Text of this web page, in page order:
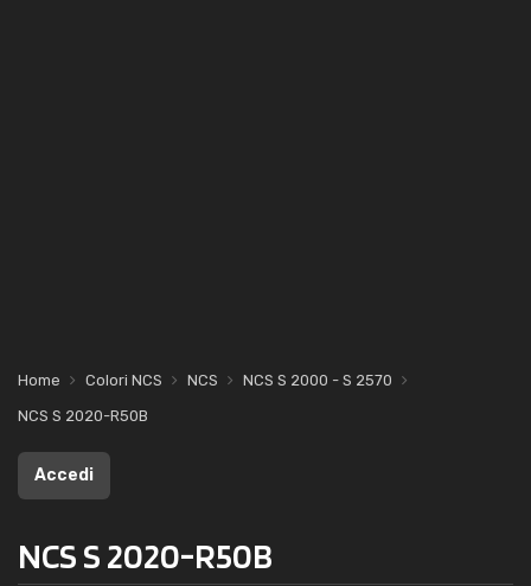
Home Colori NCS NCS
NCS S 2000 - S 2570
NCS S 2020-R50B
Accedi
NCS S 2020-R50B